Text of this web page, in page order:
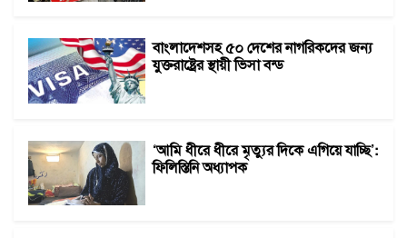
বাংলাদেশসহ ৫০ দেশের নাগরিকদের জন্য
যুক্তরাষ্ট্রের স্থায়ী ভিসা বন্ড
‘আমি ধীরে ধীরে মৃত্যুর দিকে এগিয়ে যাচ্ছি’:
ফিলিস্তিনি অধ্যাপক